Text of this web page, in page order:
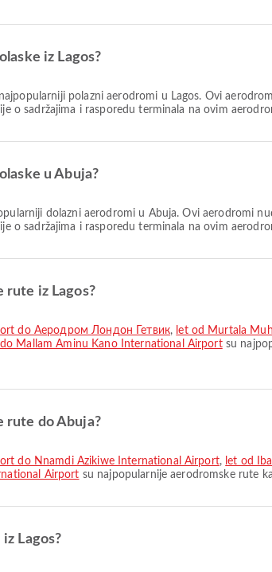
iz Lagos?
polazni aerodromi u Lagos. Ovi
o sadržajima i rasporedu terminala na ovim
u Abuja?
dolazni aerodromi u Abuja. Ovi aerodromi
o sadržajima i rasporedu terminala na ovim
rute iz Lagos?
do Аеродром Лондон Гетвик, let od Murtala
Mallam Aminu Kano International Airportsu
rute do Abuja?
do Nnamdi Azikiwe International Airport, let od
Airport su najpopularnije aerodromske rute
Lagos?